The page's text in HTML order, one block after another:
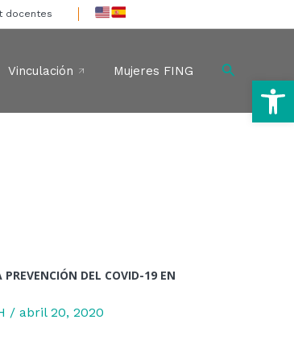
docentes
Vinculación Mujeres FING Buscar
DEL COVID-19 EN
/ abril 20, 2020